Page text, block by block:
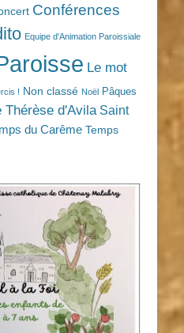
Conférences
Equipe d'Animation Paroissiale
Le mot
! Non classé Noël Pâques
Thérèse d'Avila Saint
du Carême Temps